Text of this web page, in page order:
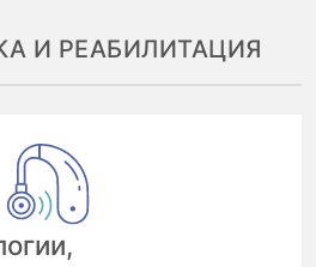
И РЕАБИЛИТАЦИЯ